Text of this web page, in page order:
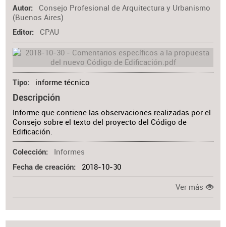
Autor
Consejo Profesional de Arquitectura y Urbanismo
(Buenos Aires)
Editor CPAU
Tipo informe técnico
Descripción
Informe que contiene las observaciones realizadas por el
Consejo sobre el texto del proyecto del Código de
Edificación.
Colección Informes
Fecha de creación 2018-10-30
Ver más